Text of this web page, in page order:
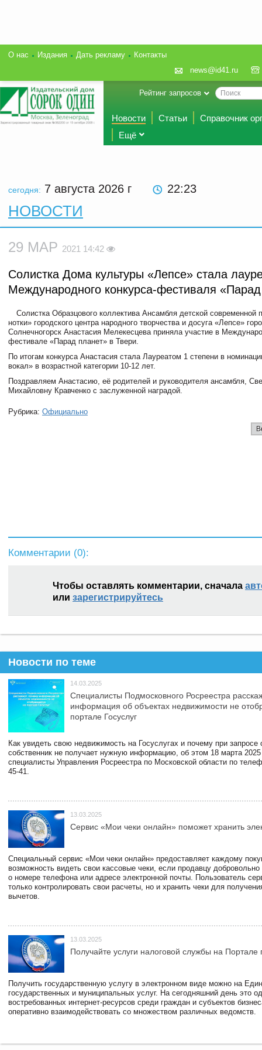
О нас Издания Дать рекламу
Контакты
news@id41.ru
Рейтинг запросов
Новости Статьи
Справочник
Ещё
сегодня: 7 августа 2026 г 22:23
НОВОСТИ
29 МАР 2021 14:42
Солистка Дома культуры «Лепсе» стала
Международного конкурса-фестиваля
Солистка Образцового коллектива Ансамбля детской современной
нотки» городского центра народного творчества и досуга «Лепсе»
Солнечногорск Анастасия Мелекесцева приняла участие в
фестивале «Парад планет» в Твери.
По итогам конкурса Анастасия стала Лауреатом 1 степени в
вокал» в возрастной категории 10-12 лет.
Поздравляем Анастасию, её родителей и руководителя ансамбля,
Михайловну Кравченко с заслуженной наградой.
Рубрика: Официально
Комментарии (0):
Чтобы оставлять комментарии, сначала
или зарегистрируйтесь
Новости по теме
14.03.2025
Специалисты Подмосковного Росреестра
информация об объектах недвижимости не
портале Госуслуг
Как увидеть свою недвижимость на Госуслугах и почему при запросе
собственник не получает нужную информацию, об этом 18 марта 2025
специалисты Управления Росреестра по Московской области по
45-41.
13.03.2025
Сервис «Мои чеки онлайн» поможет хранить
Специальный сервис «Мои чеки онлайн» предоставляет каждому
возможность видеть свои кассовые чеки, если продавцу
о номере телефона или адресе электронной почты. Пользователь
только контролировать свои расчеты, но и хранить чеки для
вычетов.
13.03.2025
Получайте услуги налоговой службы на Портале
Получить государственную услугу в электронном виде можно на
государственных и муниципальных услуг. На сегодняшний день это
востребованных интернет-ресурсов среди граждан и субъектов
оперативно взаимодействовать со множеством различных ведомств.